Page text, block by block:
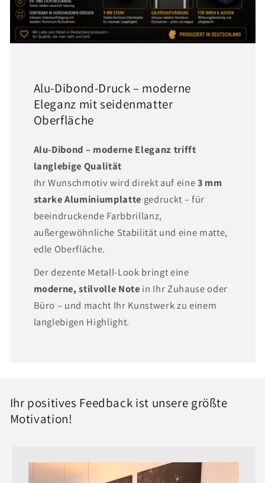
Alu-Dibond-Druck – moderne
Eleganz mit seidenmatter
Oberfläche
Alu-Dibond – moderne Eleganz trifft
langlebige Qualität
Ihr Wunschmotiv wird direkt auf eine3 mm
starke Aluminiumplatte gedruckt – für
beeindruckende Farbbrillanz,
außergewöhnliche Stabilität und eine matte,
edle Oberfläche.
Der dezente Metall-Look bringt eine
moderne, stilvolle Note in Ihr Zuhause oder
Büro – und macht Ihr Kunstwerk zu einem
langlebigen Highlight.
Ihr positives Feedback ist unsere größte
Motivation!